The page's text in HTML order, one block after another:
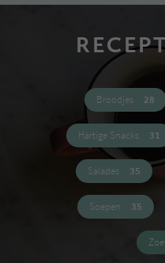
Broodjes 28
Hartige Snacks 31
Salades 35
Soepen 35